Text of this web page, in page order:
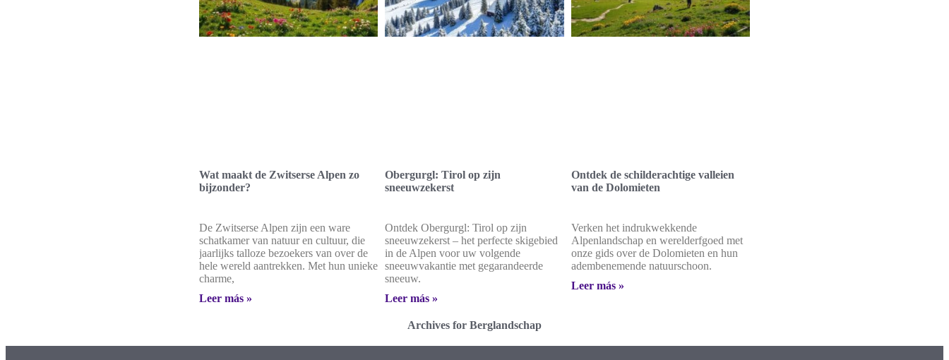
Wat maakt de Zwitserse Alpen zo
bijzonder?
De Zwitserse Alpen zijn een ware
schatkamer van natuur en cultuur, die
jaarlijks talloze bezoekers van over de
hele wereld aantrekken. Met hun unieke
charme,
Leer más »
Obergurgl: Tirol op zijn
sneeuwzekerst
Ontdek Obergurgl: Tirol op zijn
sneeuwzekerst – het perfecte skigebied
in de Alpen voor uw volgende
sneeuwvakantie met gegarandeerde
sneeuw.
Leer más »
Ontdek de schilderachtige valleien
van de Dolomieten
Verken het indrukwekkende
Alpenlandschap en werelderfgoed met
onze gids over de Dolomieten en hun
adembenemende natuurschoon.
Leer más »
Archives for Berglandschap